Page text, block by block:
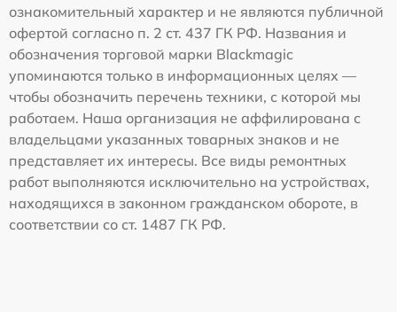
ознакомительный характер и не являются публичной
офертой согласно п. 2 ст. 437 ГК РФ. Названия и
обозначения торговой марки Blackmagic
упоминаются только в информационных целях —
чтобы обозначить перечень техники, с которой мы
работаем. Наша организация не аффилирована с
владельцами указанных товарных знаков и не
представляет их интересы. Все виды ремонтных
работ выполняются исключительно на устройствах,
находящихся в законном гражданском обороте, в
соответствии со ст. 1487 ГК РФ.